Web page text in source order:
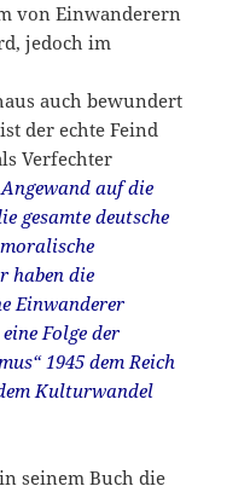
von Einwanderern
jedoch im
auch bewundert
der echte Feind
Verfechter
auf die
gesamte deutsche
haben die
Einwanderer
Folge der
1945 dem Reich
Kulturwandel
seinem Buch die